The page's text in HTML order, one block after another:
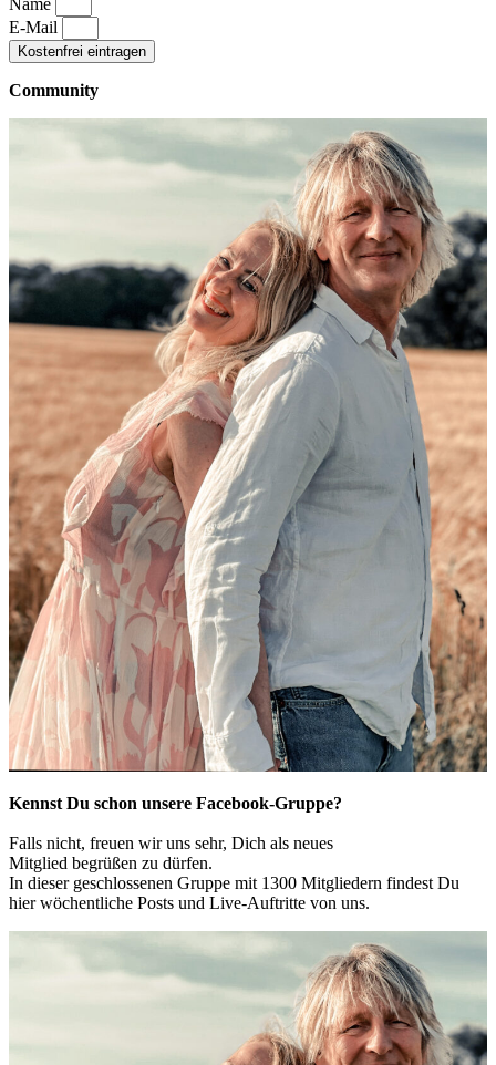
Name
E-Mail
Kostenfrei eintragen
Community
Kennst Du schon unsere Facebook-Gruppe?
Falls nicht, freuen wir uns sehr, Dich als neues
Mitglied begrüßen zu dürfen.
In dieser geschlossenen Gruppe mit 1300 Mitgliedern findest Du
hier wöchentliche Posts und Live-Auftritte von uns.